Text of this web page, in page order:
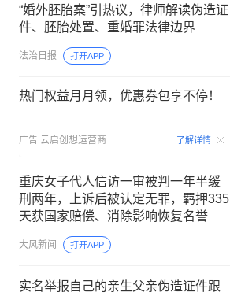
“婚外胚胎案”引热议，律师解读伪造证
件、胚胎处置、重婚罪法律边界
法治日报 打开APP
热门权益月月领，优惠券包享不停！
广告 云启创想运营商 了解详情
重庆女子代人信访一审被判一年半缓
刑两年，上诉后被认定无罪，羁押335
天获国家赔偿、消除影响恢复名誉
大风新闻 打开APP
实名举报自己的亲生父亲伪造证件跟